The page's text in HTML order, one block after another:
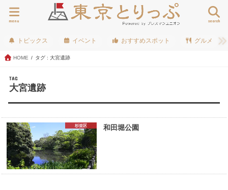
search
menu
トピックス イベント おすすめスポット グルメ
HOME タグ : 大宮遺跡
TAG
大宮遺跡
杉並区 和田堀公園